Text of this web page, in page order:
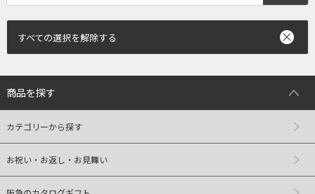
すべての選択を解除する
商品を探す
カテゴリーから探す
お祝い・お返し・お見舞い